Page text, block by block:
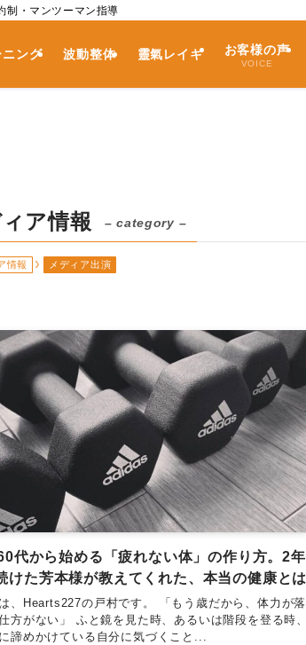
制・マンツーマン指導
ニング 波動整体 靈氣レイキ お客様の声
VOICE
ア情報 – category –
情報 メディア出演
代から始める「疲れない体」の作り方。2年
けた芳本様が教えてくれた、本当の健康とは
、Hearts227の戸村です。 「もう歳だから、体力が落
方がない」 ふと鏡を見た時、あるいは階段を登る時、
諦めかけている自分に気づくこと...